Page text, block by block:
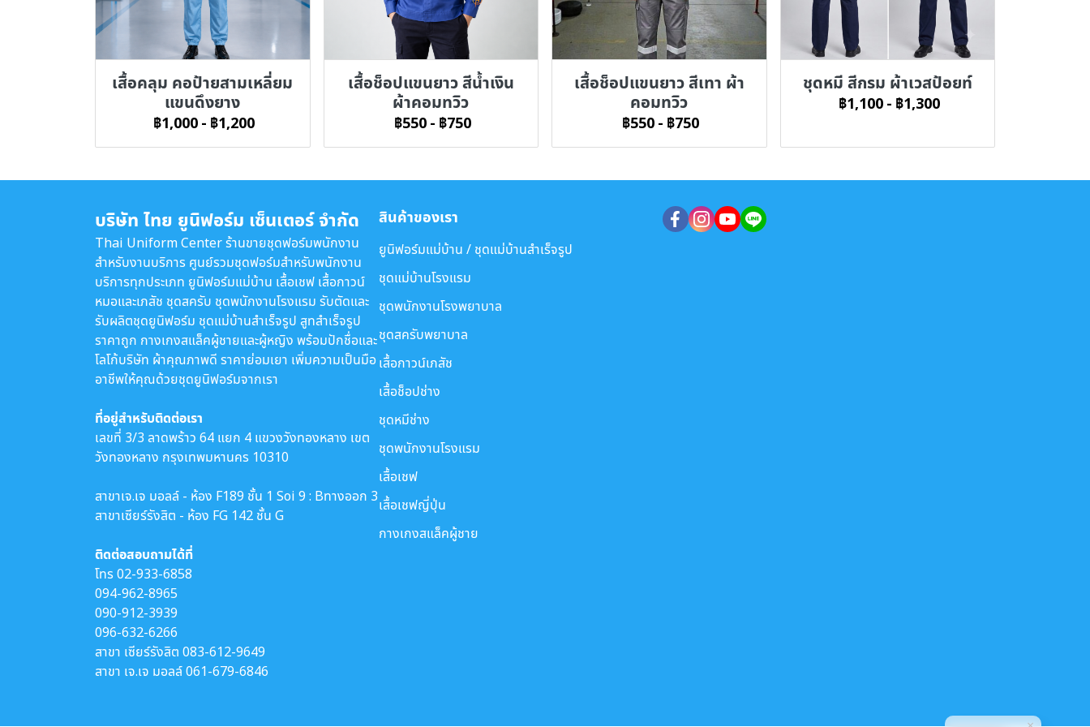
เสื้อคลุม คอป้ายสามเหลี่ยม
แขนดึงยาง
฿1,000 - ฿1,200
เสื้อช็อปแขนยาว สีน้ำเงิน
ผ้าคอมทวิว
฿550 - ฿750
เสื้อช็อปแขนยาว สีเทา ผ้า
คอมทวิว
฿550 - ฿750
ชุดหมี สีกรม ผ้าเวสป้อยท์
฿1,100 - ฿1,300
บริษัท ไทย ยูนิฟอร์ม เซ็นเตอร์ จำกัด
Thai Uniform Center ร้านขายชุดฟอร์มพนักงาน
สำหรับงานบริการ ศูนย์รวมชุดฟอร์มสำหรับพนักงาน
บริการทุกประเภท ยูนิฟอร์มแม่บ้าน เสื้อเชฟ เสื้อกาวน์
หมอและเภสัช ชุดสครับ ชุดพนักงานโรงแรม รับตัดและ
รับผลิตชุดยูนิฟอร์ม ชุดแม่บ้านสำเร็จรูป สูทสำเร็จรูป
ราคาถูก กางเกงสแล็คผู้ชายและผู้หญิง พร้อมปักชื่อและ
โลโก้บริษัท ผ้าคุณภาพดี ราคาย่อมเยา เพิ่มความเป็นมือ
อาชีพให้คุณด้วยชุดยูนิฟอร์มจากเรา
ที่อยู่สำหรับติดต่อเรา
เลขที่ 3/3 ลาดพร้าว 64 แยก 4 แขวงวังทองหลาง เขต
วังทองหลาง กรุงเทพมหานคร 10310
สาขาเจ.เจ มอลล์ - ห้อง F189 ชั้น 1 Soi 9 : Bทางออก 3
สาขาเซียร์รังสิต - ห้อง FG 142 ชั้น G
ติดต่อสอบถามได้ที่
โทร02-933-6858
094-962-8965
090-912-3939
096-632-6266
สาขา เซียร์รังสิต 083-612-9649
สาขา เจ.เจ มอลล์061-679-6846
สินค้าของเรา
ยูนิฟอร์มแม่บ้าน / ชุดแม่บ้านสำเร็จรูป
ชุดแม่บ้านโรงแรม
ชุดพนักงานโรงพยาบาล
ชุดสครับพยาบาล
เสื้อกาวน์เภสัช
เสื้อช็อปช่าง
ชุดหมีช่าง
ชุดพนักงานโรงแรม
เสื้อเชฟ
เสื้อเชฟญี่ปุ่น
กางเกงสแล็คผู้ชาย